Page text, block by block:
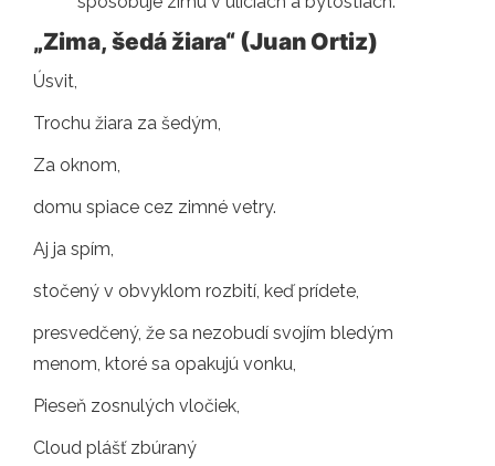
„Zima, šedá žiara“ (Juan Ortiz)
Úsvit,
Trochu žiara za šedým,
Za oknom,
domu spiace cez zimné vetry.
Aj ja spím,
stočený v obvyklom rozbití, keď prídete,
presvedčený, že sa nezobudí svojím bledým
menom, ktoré sa opakujú vonku,
Pieseň zosnulých vločiek,
Cloud plášť zbúraný